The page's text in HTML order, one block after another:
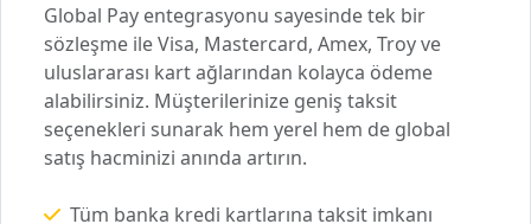
Global Pay entegrasyonu sayesinde tek bir
sözleşme ile Visa, Mastercard, Amex, Troy ve
uluslararası kart ağlarından kolayca ödeme
alabilirsiniz. Müşterilerinize geniş taksit
seçenekleri sunarak hem yerel hem de global
satış hacminizi anında artırın.
Tüm banka kredi kartlarına taksit imkanı